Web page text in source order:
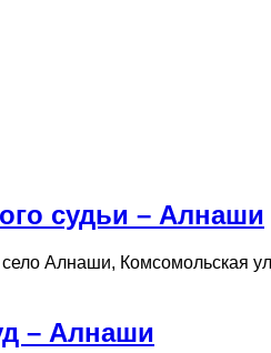
судьи – Алнаши
Алнаши, Комсомольская
– Алнаши